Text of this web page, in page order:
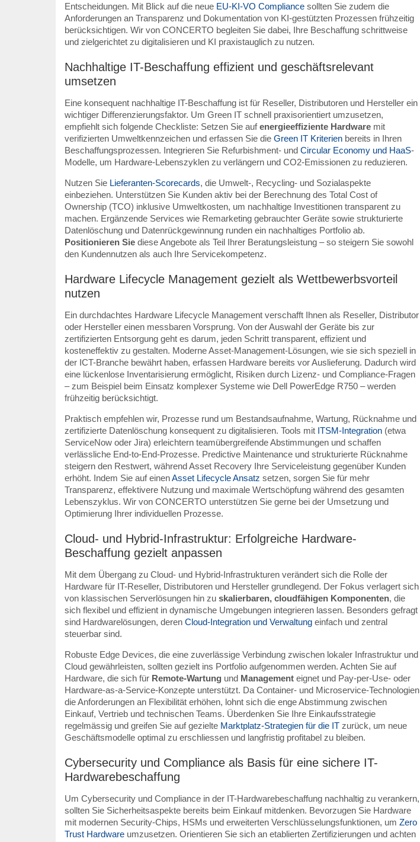
Entscheidungen. Mit Blick auf die neue EU-KI-VO Compliancesollten Sie zudem die
Anforderungen an Transparenz und Dokumentation von KI-gestützten Prozessen frühzeitig
berücksichtigen. Wir von CONCERTO begleiten Sie dabei, Ihre Beschaffung schrittweise
und zielgerichtet zu digitalisieren und KI praxistauglich zu nutzen.
Nachhaltige IT-Beschaffung effizient und geschäftsrelevant
umsetzen
Eine konsequent nachhaltige IT-Beschaffung ist für Reseller, Distributoren und Hersteller ein
wichtiger Differenzierungsfaktor. Um Green IT schnell praxisorientiert umzusetzen,
empfiehlt sich folgende Checkliste: Setzen Sie aufenergieeffiziente Hardwaremit
verifizierten Umweltkennzeichen und erfassen Sie die Green IT Kriterienbereits in Ihren
Beschaffungsprozessen. Integrieren Sie Refurbishment- und Circular Economy und HaaS-
Modelle, um Hardware-Lebenszyklen zu verlängern und CO2-Emissionen zu reduzieren.
Nutzen Sie Lieferanten-Scorecards, die Umwelt-, Recycling- und Sozialaspekte
einbeziehen. Unterstützen Sie Kunden aktiv bei der Berechnung des Total Cost of
Ownership (TCO) inklusive Umweltkosten, um nachhaltige Investitionen transparent zu
machen. Ergänzende Services wie Remarketing gebrauchter Geräte sowie strukturierte
Datenlöschung und Datenrückgewinnung runden ein nachhaltiges Portfolio ab.
Positionieren Siediese Angebote als Teil Ihrer Beratungsleistung – so steigern Sie sowohl
den Kundennutzen als auch Ihre Servicekompetenz.
Hardware Lifecycle Management gezielt als Wettbewerbsvorteil
nutzen
Ein durchdachtes Hardware Lifecycle Management verschafft Ihnen als Reseller, Distributor
oder Hersteller einen messbaren Vorsprung. Von der Auswahl der Geräte bis zur
zertifizierten Entsorgung geht es darum, jeden Schritt transparent, effizient und
kosteneffektiv zu gestalten. Moderne Asset-Management-Lösungen, wie sie sich speziell in
der ICT-Branche bewährt haben, erfassen Hardware bereits vor Auslieferung. Dadurch wird
eine lückenlose Inventarisierung ermöglicht, Risiken durch Lizenz- und Compliance-Fragen
– zum Beispiel beim Einsatz komplexer Systeme wie Dell PowerEdge R750 – werden
frühzeitig berücksichtigt.
Praktisch empfehlen wir, Prozesse rund um Bestandsaufnahme, Wartung, Rücknahme und
zertifizierte Datenlöschung konsequent zu digitalisieren. Tools mit ITSM-Integration(etwa
ServiceNow oder Jira) erleichtern teamübergreifende Abstimmungen und schaffen
verlässliche End-to-End-Prozesse. Predictive Maintenance und strukturierte Rücknahme
steigern den Restwert, während Asset Recovery Ihre Serviceleistung gegenüber Kunden
erhöht. Indem Sie auf einenAsset Lifecycle Ansatz setzen, sorgen Sie für mehr
Transparenz, effektivere Nutzung und maximale Wertschöpfung während des gesamten
Lebenszyklus. Wir von CONCERTO unterstützen Sie gerne bei der Umsetzung und
Optimierung Ihrer individuellen Prozesse.
Cloud- und Hybrid-Infrastruktur: Erfolgreiche Hardware-
Beschaffung gezielt anpassen
Mit dem Übergang zu Cloud- und Hybrid-Infrastrukturen verändert sich die Rolle der
Hardware für IT-Reseller, Distributoren und Hersteller grundlegend. Der Fokus verlagert sich
von klassischen Serverlösungen hin zu skalierbaren, cloudfähigen Komponenten, die
sich flexibel und effizient in dynamische Umgebungen integrieren lassen. Besonders gefragt
sind Hardwarelösungen, deren Cloud-Integration und Verwaltungeinfach und zentral
steuerbar sind.
Robuste Edge Devices, die eine zuverlässige Verbindung zwischen lokaler Infrastruktur und
Cloud gewährleisten, sollten gezielt ins Portfolio aufgenommen werden. Achten Sie auf
Hardware, die sich für Remote-Wartungund Managementeignet und Pay-per-Use- oder
Hardware-as-a-Service-Konzepte unterstützt. Da Container- und Microservice-Technologien
die Anforderungen an Flexibilität erhöhen, lohnt sich die enge Abstimmung zwischen
Einkauf, Vertrieb und technischen Teams. Überdenken Sie Ihre Einkaufsstrategie
regelmässig und greifen Sie auf gezielte Marktplatz-Strategien für die ITzurück, um neue
Geschäftsmodelle optimal zu erschliessen und langfristig profitabel zu bleiben.
Cybersecurity und Compliance als Basis für eine sichere IT-
Hardwarebeschaffung
Um Cybersecurity und Compliance in der IT-Hardwarebeschaffung nachhaltig zu verankern,
sollten Sie Sicherheitsaspekte bereits beim Einkauf mitdenken. Bevorzugen Sie Hardware
mit modernen Security-Chips, HSMs und erweiterten Verschlüsselungsfunktionen, um Zero
Trust Hardwareumzusetzen. Orientieren Sie sich an etablierten Zertifizierungen und achten